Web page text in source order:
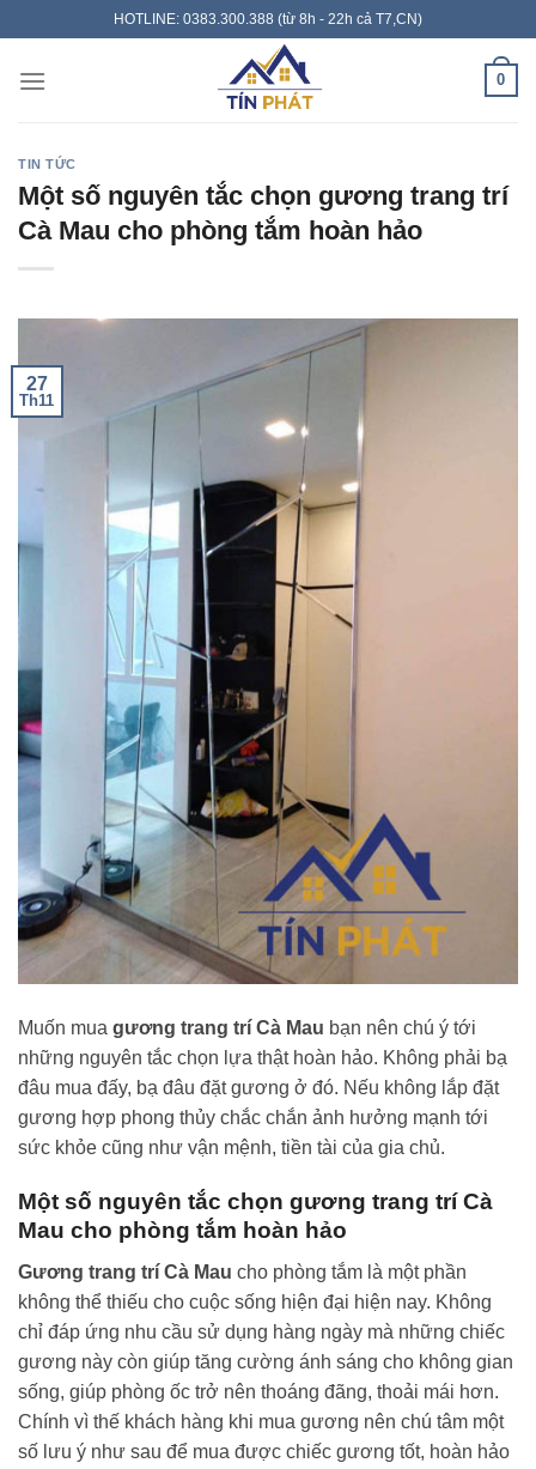
to
content
HOTLINE: 0383.300.388 (từ 8h - 22h cả T7,CN)
0
TIN TỨC
Một số nguyên tắc chọn gương trang trí
Cà Mau cho phòng tắm hoàn hảo
27
Th11
Muốn mua gương trang trí Cà Mau bạn nên chú ý tới
những nguyên tắc chọn lựa thật hoàn hảo. Không phải bạ
đâu mua đấy, bạ đâu đặt gương ở đó. Nếu không lắp đặt
gương hợp phong thủy chắc chắn ảnh hưởng mạnh tới
sức khỏe cũng như vận mệnh, tiền tài của gia chủ.
Một số nguyên tắc chọn gương trang trí Cà
Mau cho phòng tắm hoàn hảo
Gương trang trí Cà Mau cho phòng tắm là một phần
không thể thiếu cho cuộc sống hiện đại hiện nay. Không
chỉ đáp ứng nhu cầu sử dụng hàng ngày mà những chiếc
gương này còn giúp tăng cường ánh sáng cho không gian
sống, giúp phòng ốc trở nên thoáng đãng, thoải mái hơn.
Chính vì thế khách hàng khi mua gương nên chú tâm một
số lưu ý như sau để mua được chiếc gương tốt, hoàn hảo